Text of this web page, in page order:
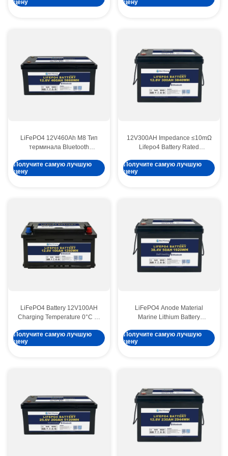
Безопасный и
цену
аккумулятор с номинальной
цену
LiFePO4 12V460Ah M8 Тип
терминала Bluetooth
Клетки балансирующего
напряжения 100A
Получите самую лучшую
цену
12V300AH Impedance ≤10mΩ
Lifepo4 Battery Rated
Energy Storage Solutions
Получите самую лучшую
цену
LiFePO4 Battery 12V100AH
Charging Temperature 0°C To
Performance
Получите самую лучшую
цену
LiFePO4 Anode Material
Marine Lithium Battery
Operating Temperature
Получите самую лучшую
цену